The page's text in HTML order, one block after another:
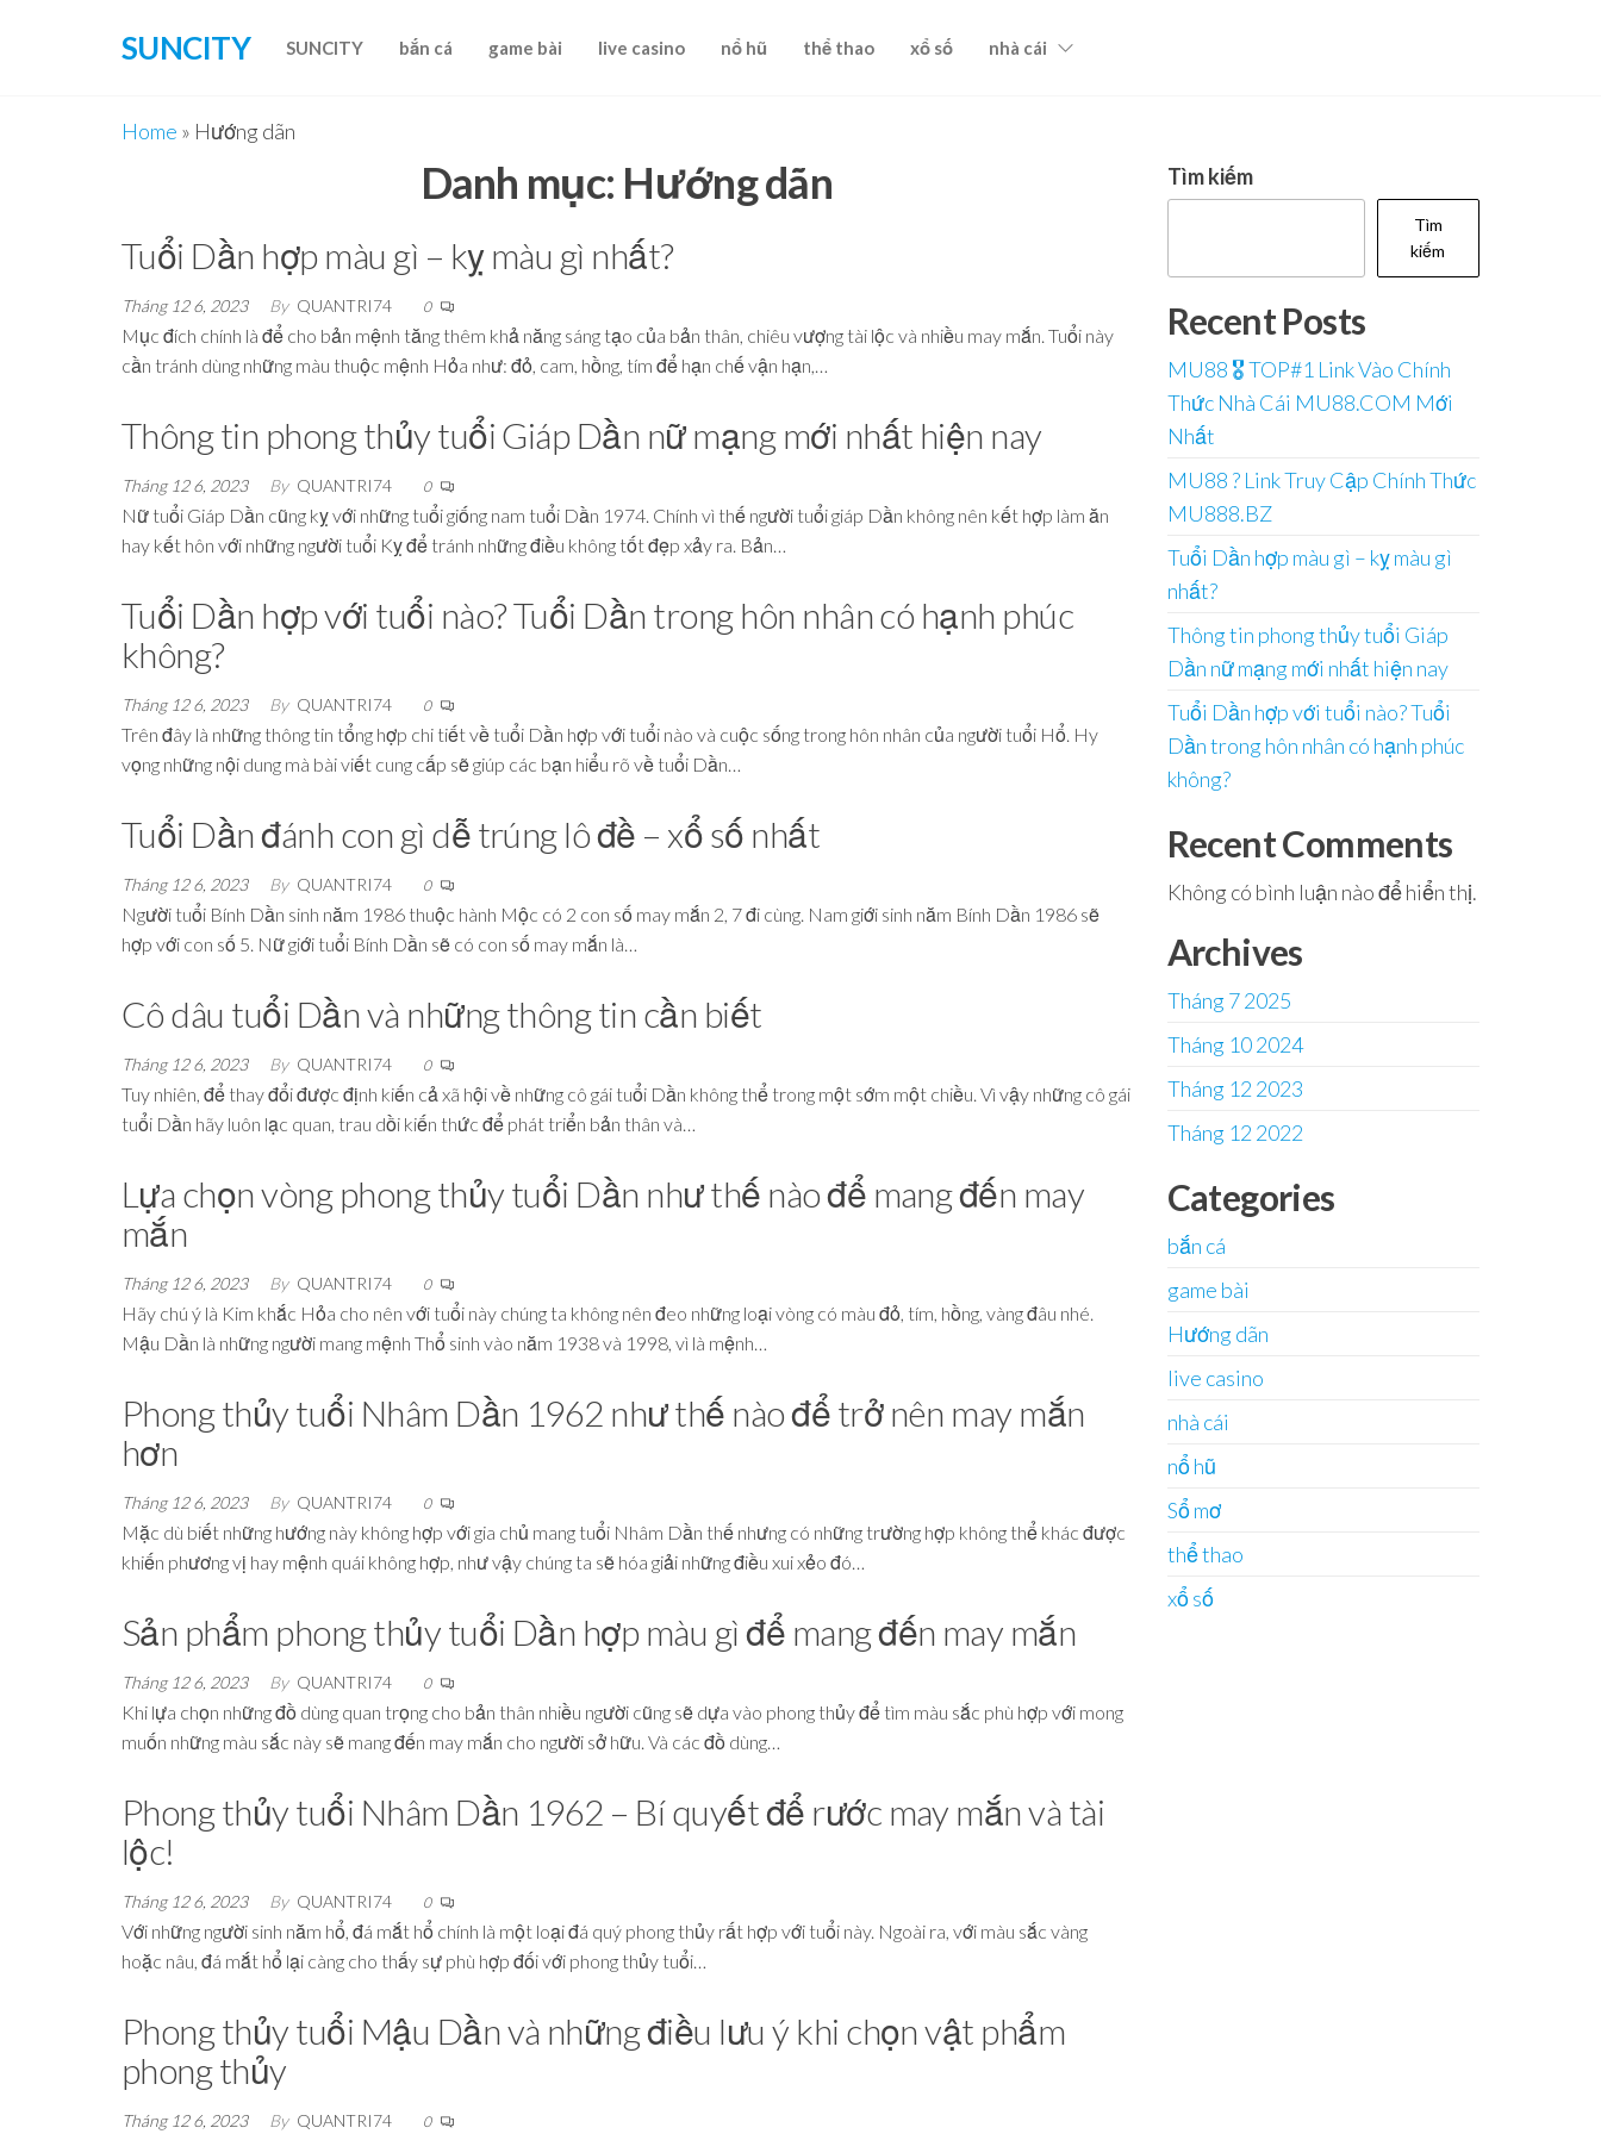
SUNCITY SUNCITY bắn cá game bài live casino nổ hũ thể thao xổ số nhà cái
Home » Hướng dãn
Danh mục: Hướng dãn
Tuổi Dần hợp màu gì – kỵ màu gì nhất?
Tháng 12 6, 2023 By QUANTRI74 0
Mục đích chính là để cho bản mệnh tăng thêm khả năng sáng tạo của bản thân, chiêu vượng tài lộc và nhiều may mắn. Tuổi này
cần tránh dùng những màu thuộc mệnh Hỏa như: đỏ, cam, hồng, tím để hạn chế vận hạn,…
Thông tin phong thủy tuổi Giáp Dần nữ mạng mới nhất hiện nay
Tháng 12 6, 2023 By QUANTRI74 0
Nữ tuổi Giáp Dần cũng kỵ với những tuổi giống nam tuổi Dần 1974. Chính vì thế người tuổi giáp Dần không nên kết hợp làm ăn
hay kết hôn với những người tuổi Kỵ để tránh những điều không tốt đẹp xảy ra. Bản…
Tuổi Dần hợp với tuổi nào? Tuổi Dần trong hôn nhân có hạnh phúc
không?
Tháng 12 6, 2023 By QUANTRI74 0
Trên đây là những thông tin tổng hợp chi tiết về tuổi Dần hợp với tuổi nào và cuộc sống trong hôn nhân của người tuổi Hổ. Hy
vọng những nội dung mà bài viết cung cấp sẽ giúp các bạn hiểu rõ về tuổi Dần…
Tuổi Dần đánh con gì dễ trúng lô đề – xổ số nhất
Tháng 12 6, 2023 By QUANTRI74 0
Người tuổi Bính Dần sinh năm 1986 thuộc hành Mộc có 2 con số may mắn 2, 7 đi cùng. Nam giới sinh năm Bính Dần 1986 sẽ
hợp với con số 5. Nữ giới tuổi Bính Dần sẽ có con số may mắn là…
Cô dâu tuổi Dần và những thông tin cần biết
Tháng 12 6, 2023 By QUANTRI74 0
Tuy nhiên, để thay đổi được định kiến cả xã hội về những cô gái tuổi Dần không thể trong một sớm một chiều. Vì vậy những cô gái
tuổi Dần hãy luôn lạc quan, trau dồi kiến thức để phát triển bản thân và…
Lựa chọn vòng phong thủy tuổi Dần như thế nào để mang đến may
mắn
Tháng 12 6, 2023 By QUANTRI74 0
Hãy chú ý là Kim khắc Hỏa cho nên với tuổi này chúng ta không nên đeo những loại vòng có màu đỏ, tím, hồng, vàng đâu nhé.
Mậu Dần là những người mang mệnh Thổ sinh vào năm 1938 và 1998, vì là mệnh…
Phong thủy tuổi Nhâm Dần 1962 như thế nào để trở nên may mắn
hơn
Tháng 12 6, 2023 By QUANTRI74 0
Mặc dù biết những hướng này không hợp với gia chủ mang tuổi Nhâm Dần thế nhưng có những trường hợp không thể khác được
khiến phương vị hay mệnh quái không hợp, như vậy chúng ta sẽ hóa giải những điều xui xẻo đó…
Sản phẩm phong thủy tuổi Dần hợp màu gì để mang đến may mắn
Tháng 12 6, 2023 By QUANTRI74 0
Khi lựa chọn những đồ dùng quan trọng cho bản thân nhiều người cũng sẽ dựa vào phong thủy để tìm màu sắc phù hợp với mong
muốn những màu sắc này sẽ mang đến may mắn cho người sở hữu. Và các đồ dùng…
Phong thủy tuổi Nhâm Dần 1962 – Bí quyết để rước may mắn và tài
lộc!
Tháng 12 6, 2023 By QUANTRI74 0
Với những người sinh năm hổ, đá mắt hổ chính là một loại đá quý phong thủy rất hợp với tuổi này. Ngoài ra, với màu sắc vàng
hoặc nâu, đá mắt hổ lại càng cho thấy sự phù hợp đối với phong thủy tuổi…
Phong thủy tuổi Mậu Dần và những điều lưu ý khi chọn vật phẩm
phong thủy
Tháng 12 6, 2023 By QUANTRI74 0
Tìm kiếm
Tìm
kiếm
Recent Posts
MU88 🎖️ TOP#1 Link Vào Chính
Thức Nhà Cái MU88.COM Mới
Nhất
MU88 ?️ Link Truy Cập Chính Thức
MU888.BZ
Tuổi Dần hợp màu gì – kỵ màu gì
nhất?
Thông tin phong thủy tuổi Giáp
Dần nữ mạng mới nhất hiện nay
Tuổi Dần hợp với tuổi nào? Tuổi
Dần trong hôn nhân có hạnh phúc
không?
Recent Comments
Không có bình luận nào để hiển thị.
Archives
Tháng 7 2025
Tháng 10 2024
Tháng 12 2023
Tháng 12 2022
Categories
bắn cá
game bài
Hướng dãn
live casino
nhà cái
nổ hũ
Sổ mơ
thể thao
xổ số